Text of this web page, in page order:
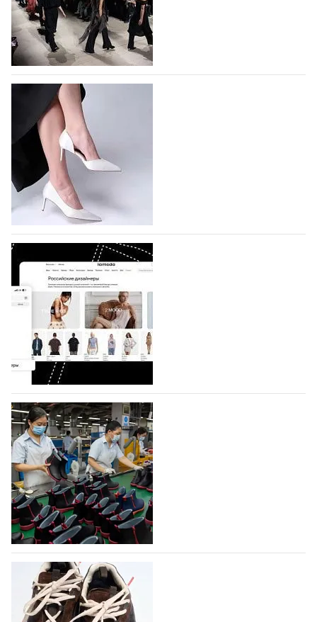
На участие в Московской неделе моды
подано 1047 заявок
На участие в седьмой Московской неделе моды,
которая пройдет в российской столице с 26 сентября
по 1 октября, уже подано 1047 заявок. Примерно
половину из них (494) прислали дизайнеры,
коллекции которых не были представлены в…
07.08.2026 380
BALLINA представит свои новинки на Euro
Shoes
Компания BALLINA Guangzhou Lihuang Footwear
Co., Ltd., основанная в 2011 году и расположенная в
Гуанчжоу, столице моды Китая, является
профессиональной обувной компанией,
объединяющей разработку, производство и…
07.08.2026 286
На платформе Lamoda - новый раздел и
условия продвижения локальных
дизайнерских марок
Российский маркетплейс Lamoda решил обновить
раздел для продажи продукции локальных
дизайнерских марок одежды, обуви и аксессуаров.
Бренды также получат маркетинговую…
06.08.2026 457
Объем мирового производства обуви в
2025 году практически не увеличился